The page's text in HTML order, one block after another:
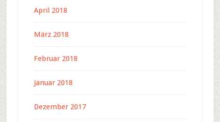
April 2018
März 2018
Februar 2018
Januar 2018
Dezember 2017